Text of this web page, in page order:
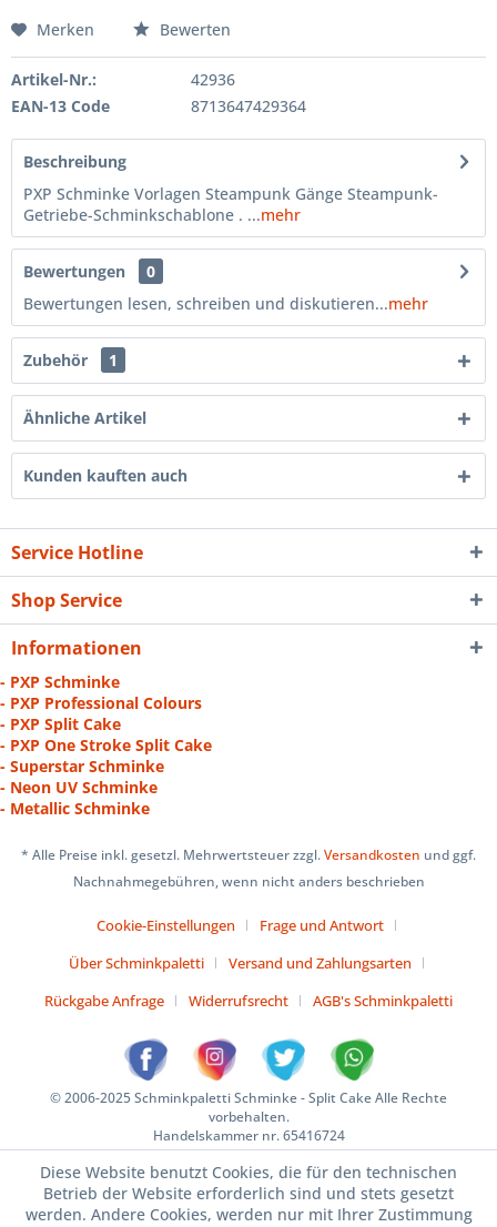
Merken Bewerten
Artikel-Nr.:
42936
EAN-13 Code
8713647429364
Beschreibung
PXP Schminke Vorlagen Steampunk Gänge Steampunk-
Getriebe-Schminkschablone . ...mehr
Bewertungen
0
Bewertungen lesen, schreiben und diskutieren...mehr
Zubehör 1
Ähnliche Artikel
Kunden kauften auch
Service Hotline
Shop Service
Informationen
- PXP Schminke
- PXP Professional Colours
- PXP Split Cake
- PXP One Stroke Split Cake
- Superstar Schminke
- Neon UV Schminke
- Metallic Schminke
* Alle Preise inkl. gesetzl. Mehrwertsteuer zzgl.Versandkosten und ggf.
Nachnahmegebühren, wenn nicht anders beschrieben
Cookie-Einstellungen
Frage und Antwort
Über Schminkpaletti
Versand und Zahlungsarten
Rückgabe Anfrage
Widerrufsrecht AGB's Schminkpaletti
© 2006-2025 Schminkpaletti Schminke - Split Cake Alle Rechte
vorbehalten.
Handelskammer nr. 65416724
Diese Website benutzt Cookies, die für den technischen
Betrieb der Website erforderlich sind und stets gesetzt
werden. Andere Cookies, werden nur mit Ihrer Zustimmung